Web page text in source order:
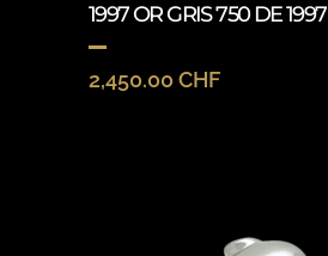
1997 OR GRIS 750 DE 1997
2,450.00 CHF